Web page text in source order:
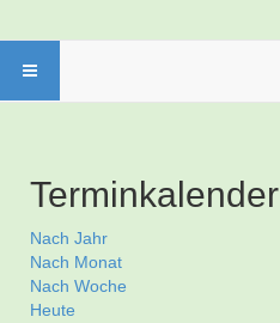
Terminkalender
Nach Jahr
Nach Monat
Nach Woche
Heute